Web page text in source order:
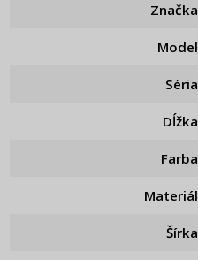
Značka
Model
Séria
Dĺžka
Farba
Materiál
Šírka